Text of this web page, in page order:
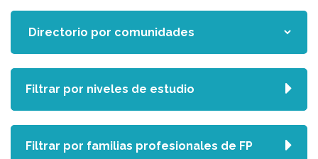
Filtrar por niveles de estudio
Filtrar por familias profesionales de FP